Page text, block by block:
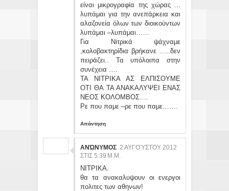
είναι μικρογραφία της χώρας ...
λυπάμαι για την ανεπάρκεια και
αλαζονεία όλων των διοικούντων
λυπάμαι –λυπάμαι……
Για Νιτρικά ψάχναμε
,κολοβακτηρίδια βρήκανε …..δεν
πειράζει.. Τα υπόλοιπα στην
συνέχεια ….
ΤΑ ΝΙΤΡΙΚΑ ΑΣ ΕΛΠΙΣΟΥΜΕ
ΟΤΙ ΘΑ ΤΑ ΑΝΑΚΑΛΥΨΕΙ ΕΝΑΣ
ΝΕΟΣ ΚΟΛΟΜΒΟΣ….
Ρε που παμε –ρε που παμε…….
Απάντηση
ΑΝΏΝΥΜΟΣ 2 ΑΥΓΟΎΣΤΟΥ 2012
ΣΤΙΣ 5:39 Μ.Μ.
ΝΙΤΡΙΚΑ.
θα τα ανακαλυψουν οι ενεργοι
πολιτες των αθηνων!